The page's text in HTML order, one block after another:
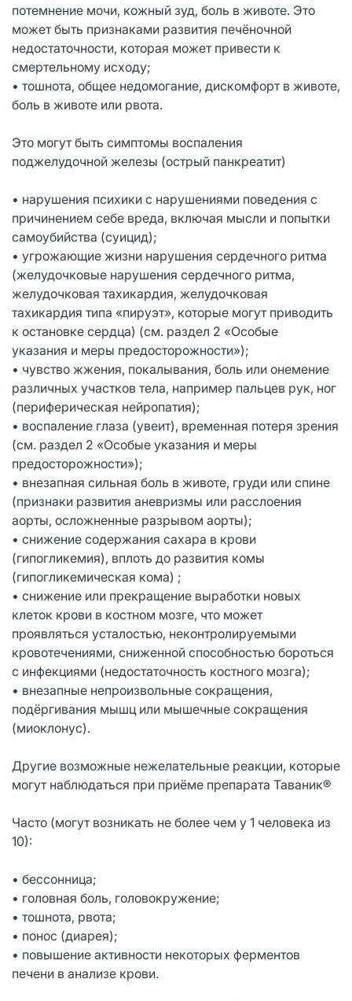
потемнение мочи, кожный зуд, боль в животе. Это
может быть признаками развития печёночной
недостаточности, которая может привести к
смертельному исходу;
• тошнота, общее недомогание, дискомфорт в животе,
боль в животе или рвота.
Это могут быть симптомы воспаления
поджелудочной железы (острый панкреатит)
• нарушения психики с нарушениями поведения с
причинением себе вреда, включая мысли и попытки
самоубийства (суицид);
• угрожающие жизни нарушения сердечного ритма
(желудочковые нарушения сердечного ритма,
желудочковая тахикардия, желудочковая
тахикардия типа «пируэт», которые могут приводить
к остановке сердца) (см. раздел 2 «Особые
указания и меры предосторожности»);
• чувство жжения, покалывания, боль или онемение
различных участков тела, например пальцев рук, ног
(периферическая нейропатия);
• воспаление глаза (увеит), временная потеря зрения
(см. раздел 2 «Особые указания и меры
предосторожности»);
• внезапная сильная боль в животе, груди или спине
(признаки развития аневризмы или расслоения
аорты, осложненные разрывом аорты);
• снижение содержания сахара в крови
(гипогликемия), вплоть до развития комы
(гипогликемическая кома) ;
• снижение или прекращение выработки новых
клеток крови в костном мозге, что может
проявляться усталостью, неконтролируемыми
кровотечениями, сниженной способностью бороться
с инфекциями (недостаточность костного мозга);
• внезапные непроизвольные сокращения,
подёргивания мышц или мышечные сокращения
(миоклонус).
Другие возможные нежелательные реакции, которые
могут наблюдаться при приёме препарата Таваник®
Часто (могут возникать не более чем у 1 человека из
10):
• бессонница;
• головная боль, головокружение;
• тошнота, рвота;
• понос (диарея);
• повышение активности некоторых ферментов
печени в анализе крови.